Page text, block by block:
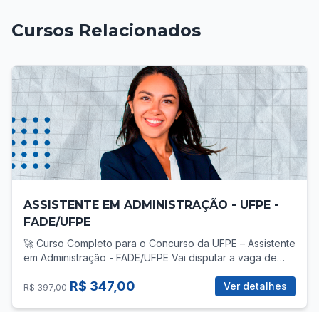
Cursos Relacionados
ASSISTENTE EM ADMINISTRAÇÃO - UFPE -
FADE/UFPE
🚀 Curso Completo para o Concurso da UFPE – Assistente
em Administração - FADE/UFPE Vai disputar a vaga de
você precisa de uma preparação direcionada, com foco
total no que realmente cobra! 📚 O que você vai
R$ 397,00 R$ 347,00 Ver detalhes